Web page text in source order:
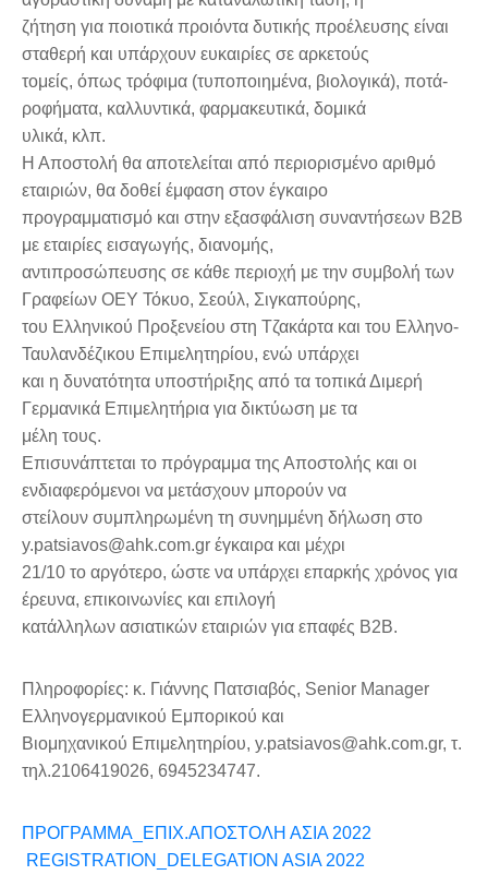
ζήτηση για ποιοτικά προιόντα δυτικής προέλευσης είναι
σταθερή και υπάρχουν ευκαιρίες σε αρκετούς
τομείς, όπως τρόφιμα (τυποποιημένα, βιολογικά), ποτά-
ροφήματα, καλλυντικά, φαρμακευτικά, δομικά
υλικά, κλπ.
Η Αποστολή θα αποτελείται από περιορισμένο αριθμό
εταιριών, θα δοθεί έμφαση στον έγκαιρο
προγραμματισμό και στην εξασφάλιση συναντήσεων Β2Β
με εταιρίες εισαγωγής, διανομής,
αντιπροσώπευσης σε κάθε περιοχή με την συμβολή των
Γραφείων ΟΕΥ Τόκυο, Σεούλ, Σιγκαπούρης,
του Ελληνικού Προξενείου στη Τζακάρτα και του Ελληνο-
Ταυλανδέζικου Επιμελητηρίου, ενώ υπάρχει
και η δυνατότητα υποστήριξης από τα τοπικά Διμερή
Γερμανικά Επιμελητήρια για δικτύωση με τα
μέλη τους.
Επισυνάπτεται το πρόγραμμα της Αποστολής και οι
ενδιαφερόμενοι να μετάσχουν μπορούν να
στείλουν συμπληρωμένη τη συνημμένη δήλωση στo
y.patsiavos@ahk.com.gr έγκαιρα και μέχρι
21/10 το αργότερο, ώστε να υπάρχει επαρκής χρόνος για
έρευνα, επικοινωνίες και επιλογή
κατάλληλων ασιατικών εταιριών για επαφές Β2Β.
Πληροφορίες: κ. Γιάννης Πατσιαβός, Senior Manager
Ελληνογερμανικού Εμπορικού και
Βιομηχανικού Επιμελητηρίου, y.patsiavos@ahk.com.gr, τ.
τηλ.2106419026, 6945234747.
ΠΡΟΓΡΑΜΜΑ_ΕΠΙΧ.ΑΠΟΣΤΟΛΗ ΑΣΙΑ 2022
REGISTRATION_DELEGATION ASIA 2022